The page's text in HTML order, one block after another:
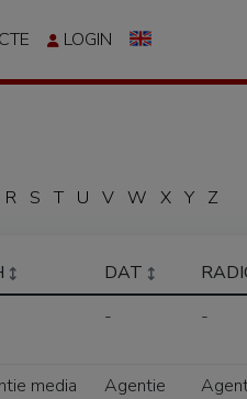
LOGIN
R S T U V W X Y Z
DAT
- -
media
Agentie